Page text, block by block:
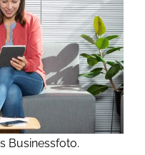
Businessfoto.